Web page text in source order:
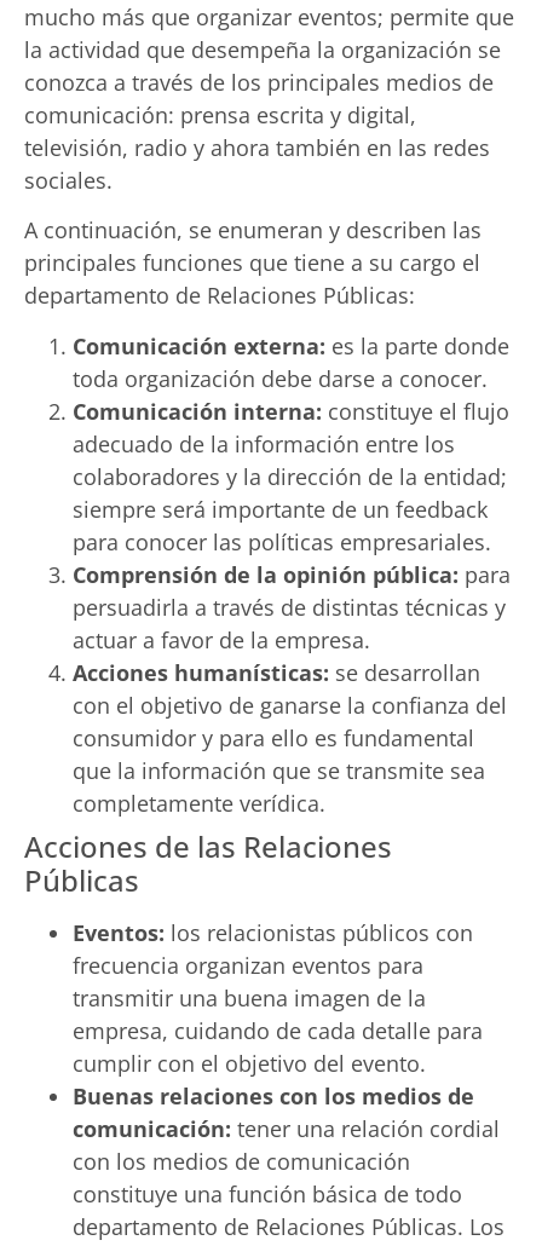
mucho más que organizar eventos; permite que
la actividad que desempeña la organización se
conozca a través de los principales medios de
comunicación: prensa escrita y digital,
televisión, radio y ahora también en las redes
sociales.
A continuación, se enumeran y describen las
principales funciones que tiene a su cargo el
departamento de Relaciones Públicas:
Comunicación externa: es la parte donde
toda organización debe darse a conocer.
Comunicación interna: constituye el flujo
adecuado de la información entre los
colaboradores y la dirección de la entidad;
siempre será importante de un feedback
para conocer las políticas empresariales.
Comprensión de la opinión pública: para
persuadirla a través de distintas técnicas y
actuar a favor de la empresa.
Acciones humanísticas: se desarrollan
con el objetivo de ganarse la confianza del
consumidor y para ello es fundamental
que la información que se transmite sea
completamente verídica.
Acciones de las Relaciones
Públicas
Eventos: los relacionistas públicos con
frecuencia organizan eventos para
transmitir una buena imagen de la
empresa, cuidando de cada detalle para
cumplir con el objetivo del evento.
Buenas relaciones con los medios de
comunicación: tener una relación cordial
con los medios de comunicación
constituye una función básica de todo
departamento de Relaciones Públicas. Los